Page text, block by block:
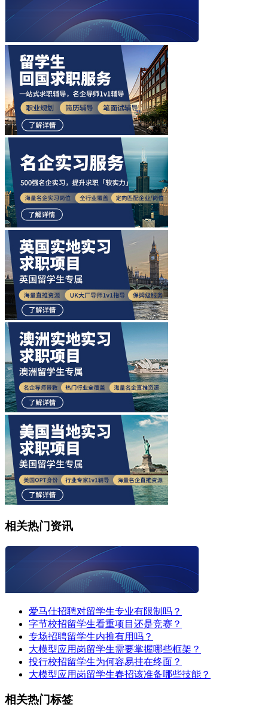
相关热门资讯
爱马仕招聘对留学生专业有限制吗？
字节校招留学生看重项目还是竞赛？
专场招聘留学生内推有用吗？
大模型应用岗留学生需要掌握哪些框架？
投行校招留学生为何容易挂在终面？
大模型应用岗留学生春招该准备哪些技能？
相关热门标签